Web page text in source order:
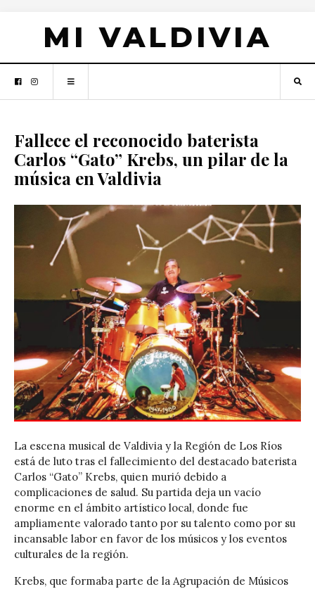
MI VALDIVIA
Fallece el reconocido baterista
Carlos “Gato” Krebs, un pilar de la
música en Valdivia
La escena musical de Valdivia y la Región de Los Ríos
está de luto tras el fallecimiento del destacado baterista
Carlos “Gato” Krebs, quien murió debido a
complicaciones de salud. Su partida deja un vacío
enorme en el ámbito artístico local, donde fue
ampliamente valorado tanto por su talento como por su
incansable labor en favor de los músicos y los eventos
culturales de la región.
Krebs, que formaba parte de la Agrupación de Músicos